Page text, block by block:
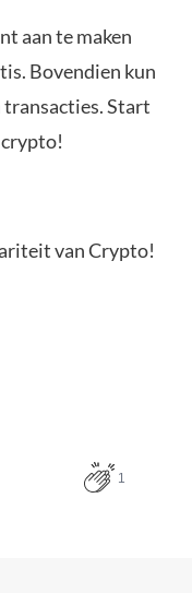
aan te maken
Bovendien kun
transacties. Start
van Crypto!
1